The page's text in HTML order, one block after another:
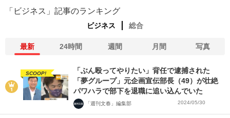
「ビジネス」記事のランキング
ビジネス 総合
最新 24時間 週間 月間 写真
SCOOP!
「ぶん殴ってやりたい」背任で逮捕された
「夢グループ」元企画宣伝部長（49）が壮絶
パワハラで部下を退職に追い込んでいた
「週刊文春」編集部 2024/05/30